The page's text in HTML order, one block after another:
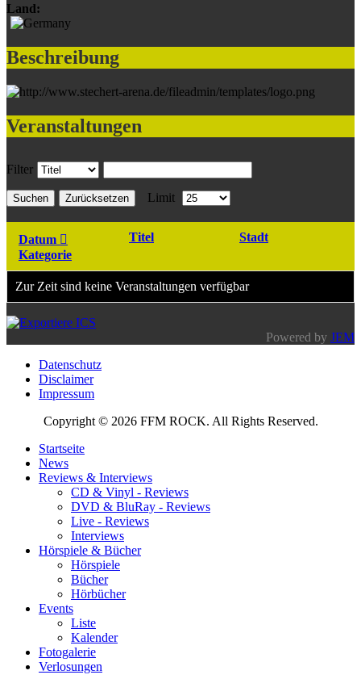
Land:
Beschreibung
Veranstaltungen
Filter
Suchen Zurücksetzen Limit
Datum Titel
Stadt
Kategorie
Zur Zeit sind keine Veranstaltungen verfügbar
Powered by JEM
Datenschutz
Disclaimer
Impressum
Copyright © 2026 FFM ROCK. All Rights Reserved.
Startseite
News
Reviews & Interviews
CD & Vinyl - Reviews
DVD & BluRay - Reviews
Live - Reviews
Interviews
Hörspiele & Bücher
Hörspiele
Bücher
Hörbücher
Events
Liste
Kalender
Fotogalerie
Verlosungen